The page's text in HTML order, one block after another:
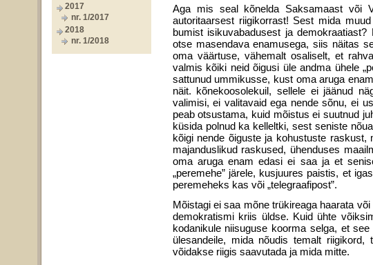
2017
nr. 1/2017
2018
nr. 1/2018
Aga mis seal kõnelda Saksamaast või
autoritaarsest riigikorrast! Sest mida
bumist isikuvabadusest ja
otse masendava enamusega, siis näi­tas
oma väärtuse, vähemalt osaliselt, et
valmis kõiki neid õigusi üle andma ühele
sattunud ummikusse, kust oma aruga
näit. kõnekoosolekuil, sel­lele ei jäänud
valimisi, ei valitavaid ega nende sõnu, ei
peab otsustama, kuid mõistus ei suutnud
küsida polnud ka kelleltki, sest seniste
kõigi nende õiguste ja kohustuste
majanduslikud raskused, ühenduses
oma aruga enam edasi ei saa ja et
„peremehe” järele, kusjuures paistis, et
peremeheks kas või „telegraafipost”.
Mõistagi ei saa mõne trükireaga haarata
demokratismi kriis üldse. Kuid ühte
kodanikule niisuguse koorma selga, et
ülesandeile, mida nõudis temalt
võidakse riigis saavutada ja mida mitte.